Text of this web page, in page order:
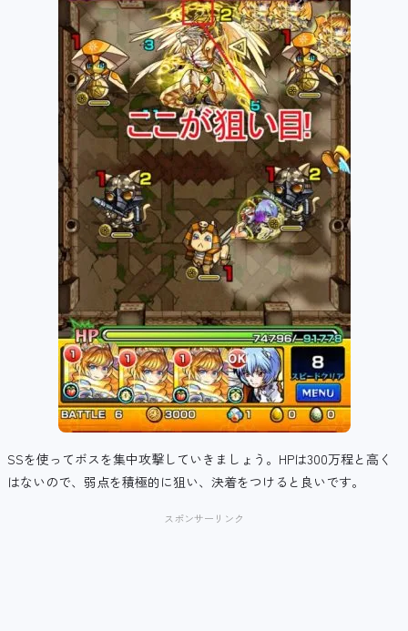
SSを使ってボスを集中攻撃していきましょう。HPは300万程と高く
はないので、弱点を積極的に狙い、決着をつけると良いです。
スポンサーリンク